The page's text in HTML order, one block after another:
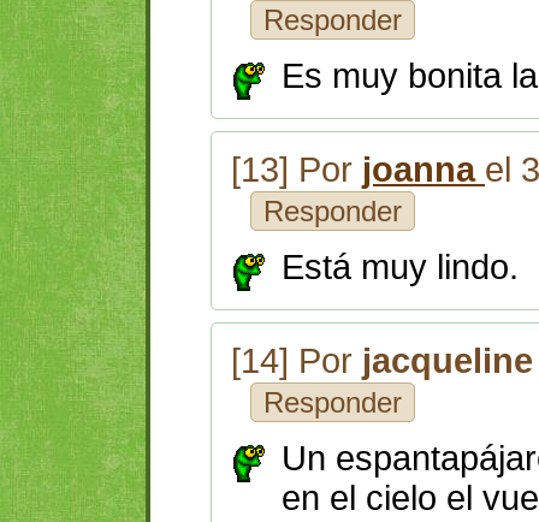
Responder
Es muy bonita
[13] Por joanna el
Responder
Está muy lindo.
[14] Por
Responder
Un
en el cielo el